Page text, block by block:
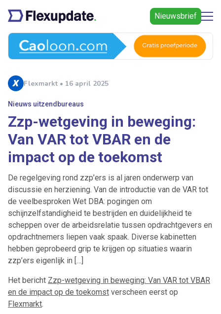
Nieuwsbrief
Flexmarkt • 16 april 2025
Nieuws uitzendbureaus
Zzp-wetgeving in beweging:
Van VAR tot VBAR en de
impact op de toekomst
De regelgeving rond zzp’ers is al jaren onderwerp van
discussie en herziening. Van de introductie van de VAR tot
de veelbesproken Wet DBA: pogingen om
schijnzelfstandigheid te bestrijden en duidelijkheid te
scheppen over de arbeidsrelatie tussen opdrachtgevers en
opdrachtnemers liepen vaak spaak. Diverse kabinetten
hebben geprobeerd grip te krijgen op situaties waarin
zzp’ers eigenlijk in […]
Het bericht Zzp-wetgeving in beweging: Van VAR tot VBAR
en de impact op de toekomst verscheen eerst op
Flexmarkt.